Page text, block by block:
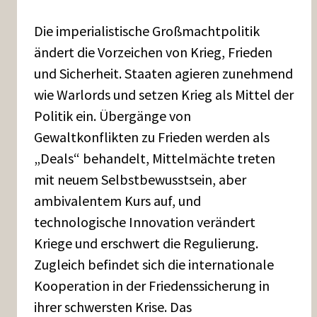
Die imperialistische Großmachtpolitik
ändert die Vorzeichen von Krieg, Frieden
und Sicherheit. Staaten agieren zunehmend
wie Warlords und setzen Krieg als Mittel der
Politik ein. Übergänge von
Gewaltkonflikten zu Frieden werden als
„Deals“ behandelt, Mittelmächte treten
mit neuem Selbstbewusstsein, aber
ambivalentem Kurs auf, und
technologische Innovation verändert
Kriege und erschwert die Regulierung.
Zugleich befindet sich die internationale
Kooperation in der Friedenssicherung in
ihrer schwersten Krise. Das